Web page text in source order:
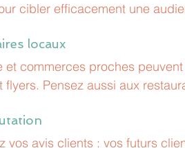
cibler efficacement une
locaux
et commerces proches
Pensez aussi aux
vos avis clients : vos futurs